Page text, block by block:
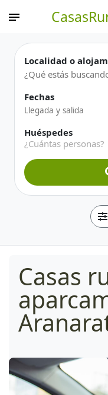
Localidad o
Fechas
Huéspedes
¿Cuántas personas?
Casas